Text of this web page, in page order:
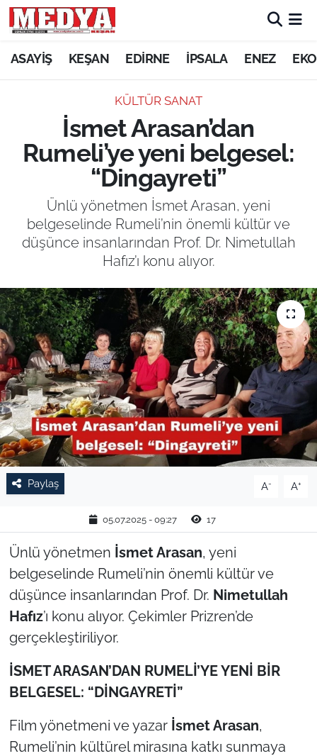
ASAYİŞ KEŞAN EDİRNE İPSALA ENEZ
KÜLTÜR SANAT
İsmet Arasan’dan
Rumeli’ye yeni belgesel:
“Dingayreti”
Ünlü yönetmen İsmet Arasan, yeni
belgeselinde Rumeli’nin önemli kültür ve
düşünce insanlarından Prof. Dr. Nimetullah
Hafız’ı konu alıyor.
Paylaş A- A+
05.07.2025 - 09:27 17
Ünlü yönetmen İsmet Arasan, yeni
belgeselinde Rumeli’nin önemli kültür ve
düşünce insanlarından Prof. Dr. Nimetullah
Hafız’ı konu alıyor. Çekimler Prizren’de
gerçekleştiriliyor.
İSMET ARASAN’DAN RUMELİ’YE YENİ BİR
BELGESEL: “DİNGAYRETİ”
Film yönetmeni ve yazar İsmet Arasan,
Rumeli’nin kültürel mirasına katkı sunmaya
KEŞAN
ASAYİŞ
SİYASET
GÜNDEM
EKONOMİ
EĞİTİM
TARIM VE HAYVANCILIK
KÜLTÜR SANAT
RESMİ İLAN
SPOR
YAŞAM
TEKİRDAĞ
KIRKLARELİ
ÇANAKKALE
TÜRKİYE
Güvenlik